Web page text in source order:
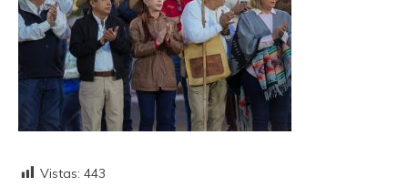
Vistas: 443